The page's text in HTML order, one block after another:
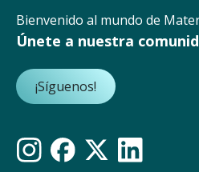
Bienvenido al mundo de
Únete a nuestra
¡Síguenos!